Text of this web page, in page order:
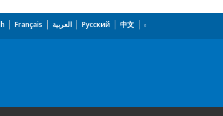
Français العربية Русский 中文